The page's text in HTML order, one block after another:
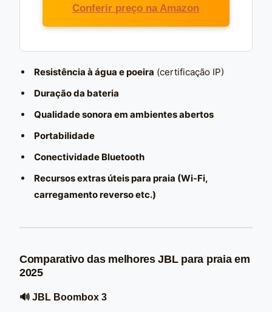
Conferir preço na Amazon
Resistência à água e poeira (certificação IP)
Duração da bateria
Qualidade sonora em ambientes abertos
Portabilidade
Conectividade Bluetooth
Recursos extras úteis para praia (Wi-Fi,
carregamento reverso etc.)
Comparativo das melhores JBL para praia em
2025
🔊 JBL Boombox 3